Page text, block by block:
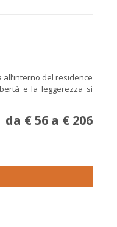
del residence
e la leggerezza si
da € 56 a € 206